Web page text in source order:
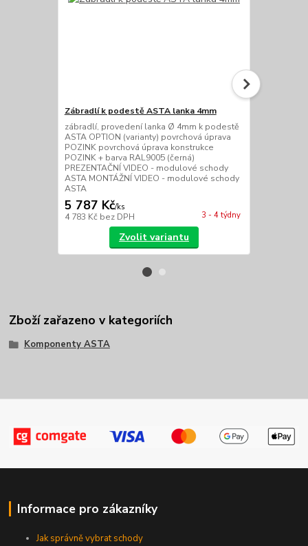
Zábradlí k podestě ASTA lanka 4mm
zábradlí, provedení lanka Ø 4mm k podestě
ASTA OPTION (varianty) povrchová úprava
POZINK povrchová úprava konstrukce
POZINK + barva RAL9005 (černá)
PREZENTAČNÍ VIDEO - modulové schody
ASTA MONTÁŽNÍ VIDEO - modulové schody
ASTA
5 787 Kč/ks
4 783 Kč bez DPH 3 - 4 týdny
Zvolit variantu
Zboží zařazeno v kategoriích
Komponenty ASTA
Informace pro zákazníky
Jak správně vybrat schody